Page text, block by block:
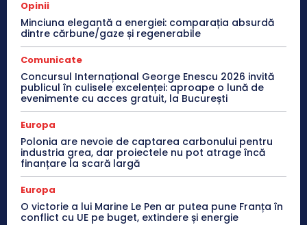
Opinii
Minciuna elegantă a energiei: comparația absurdă
dintre cărbune/gaze și regenerabile
Comunicate
Concursul Internațional George Enescu 2026 invită
publicul în culisele excelenței: aproape o lună de
evenimente cu acces gratuit, la București
Europa
Polonia are nevoie de captarea carbonului pentru
industria grea, dar proiectele nu pot atrage încă
finanțare la scară largă
Europa
O victorie a lui Marine Le Pen ar putea pune Franța în
conflict cu UE pe buget, extindere și energie